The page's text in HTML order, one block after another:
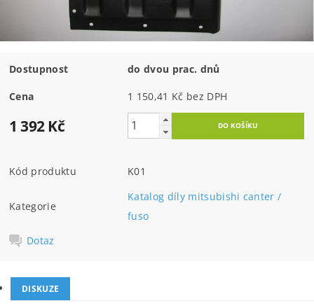
Dostupnost do dvou prac. dnů
Cena 1 150,41 Kč bez DPH
1 392 Kč
Kód produktu K01
Kategorie
Katalog díly mitsubishi canter /
fuso
Dotaz
DISKUZE